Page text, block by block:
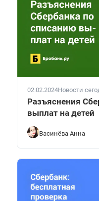
02.02.2024Новости
Разъяснения
выплат на детей
Васинёва Анна